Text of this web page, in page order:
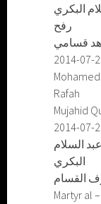
البكري
رفح
قسامي
2014-07-
Rafah
Mujahid
2014-07-
السلام
البكري
القسام
Martyr al